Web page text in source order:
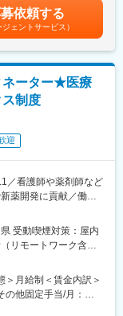
中心に実施
者対応以外の業務を
たこと】
仕事ができる
め）で業務できる
め、ご自宅近くや家族
勤務あり）／子供が3
は平成29年12月現在
）／昇給：年1回
）支給の場合あり
金は別途支給賃金は
上下する可能性があ
です。
依頼する
ジェントサービス）
ネーター★医療
制度
迎
看護師や薬剤師など
薬開発に貢献／働き
向き合う仕事です。
受動喫煙対策：屋内
リモートワーク含
＞月給制＜賃金内訳＞
他固定手当/月：